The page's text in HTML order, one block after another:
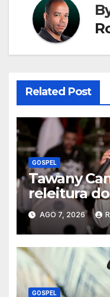
Related Post
GOSPEL
Tawany
releitura do
Novo Dia”
AGO 7, 2026
GOSPEL